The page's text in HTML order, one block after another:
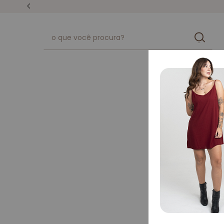
kits
ops!